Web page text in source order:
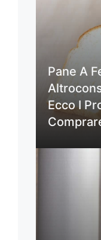
Pane A
Ecco I